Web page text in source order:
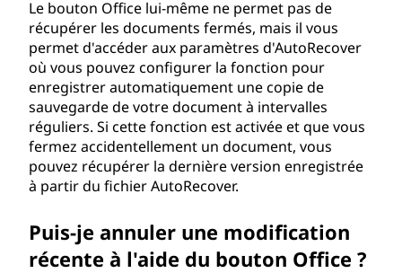
Le bouton Office lui-même ne permet pas de
récupérer les documents fermés, mais il vous
permet d'accéder aux paramètres d'AutoRecover
où vous pouvez configurer la fonction pour
enregistrer automatiquement une copie de
sauvegarde de votre document à intervalles
réguliers. Si cette fonction est activée et que vous
fermez accidentellement un document, vous
pouvez récupérer la dernière version enregistrée
à partir du fichier AutoRecover.
Puis-je annuler une modification
récente à l'aide du bouton Office ?